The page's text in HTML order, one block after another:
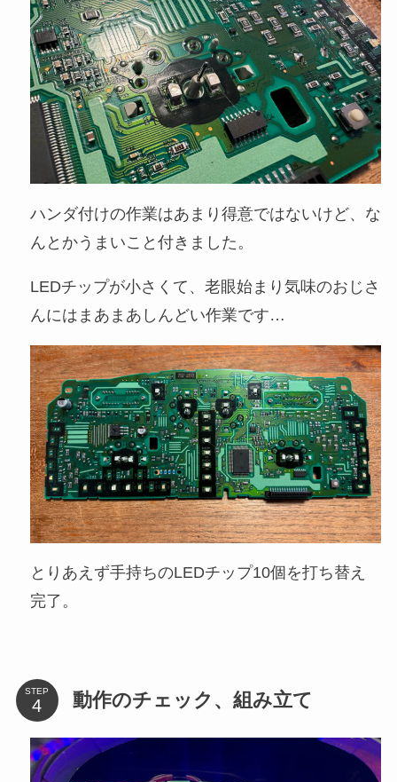
ハンダ付けの作業はあまり得意ではないけど、な
んとかうまいこと付きました。
LEDチップが小さくて、老眼始まり気味のおじさ
んにはまあまあしんどい作業です…
とりあえず手持ちのLEDチップ10個を打ち替え
完了。
STEP 動作のチェック、組み立て